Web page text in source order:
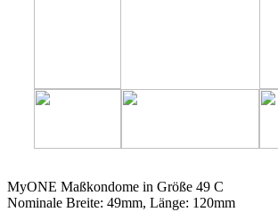
MyONE Maßkondome in Größe 49 C
Nominale Breite: 49mm, Länge: 120mm